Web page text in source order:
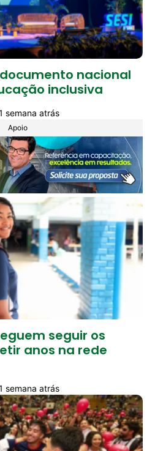
documento nacional
inclusiva
semana atrás
Apoio
seguir os
anos na rede
semana atrás